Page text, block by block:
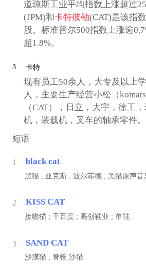
道琼斯工业平均指数上涨超过
(JPM)和卡特彼勒(CAT)是该指
股。标准普尔500指数上涨逾
超1.8%。
3 卡特
现有员工50余人，大专及以上
人，主要生产经营小松（
（CAT），日立，大宇，徐工
机，装载机，叉车的轴承零件。
短语
1 black cat
黑猫 ; 亚克斯 ; 波尔菲德 ; 黑猫原声音
2 KISS CAT
接吻猫 ; 千百度 ; 高创鞋业 ; 单鞋
3 SAND CAT
沙漠猫 ; 脊椎 沙猫